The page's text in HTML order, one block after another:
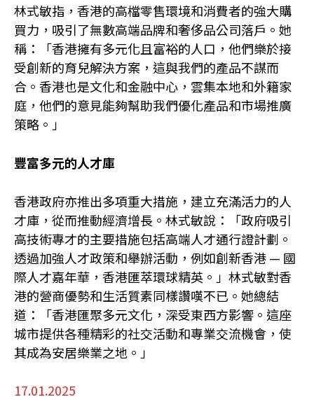
林式敏指，香港的高檔零售環境和消費者的強大購
買力，吸引了無數高端品牌和奢侈品公司落戶。她
稱：「香港擁有多元化且富裕的人口，他們樂於接
受創新的育兒解決方案，這與我們的產品不謀而
合。香港也是文化和金融中心，雲集本地和外籍家
庭，他們的意見能夠幫助我們優化產品和市場推廣
策略。」
豐富多元的人才庫
香港政府亦推出多項重大措施，建立充滿活力的人
才庫，從而推動經濟增長。林式敏說：「政府吸引
高技術專才的主要措施包括高端人才通行證計劃。
透過加強人才政策和舉辦活動，例如創新香港 — 國
際人才嘉年華，香港匯萃環球精英。」林式敏對香
港的營商優勢和生活質素同樣讚嘆不已。她總結
道：「香港匯聚多元文化，深受東西方影響。這座
城市提供各種精彩的社交活動和專業交流機會，使
其成為安居樂業之地。」
17.01.2025